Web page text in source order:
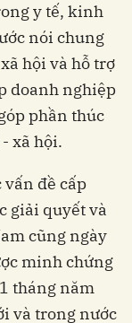
y tế, kinh
nói chung
hội và hỗ trợ
doanh nghiệp
phần thúc
xã hội.
vấn đề cấp
giải quyết và
cũng ngày
minh chứng
tháng năm
và trong nước